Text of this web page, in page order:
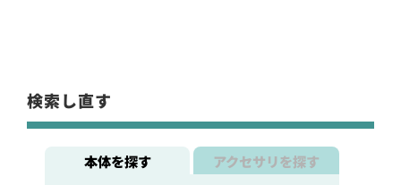
検索し直す
本体を探す アクセサリを探す